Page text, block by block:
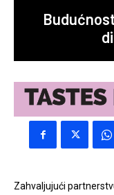
Zahvaljujući